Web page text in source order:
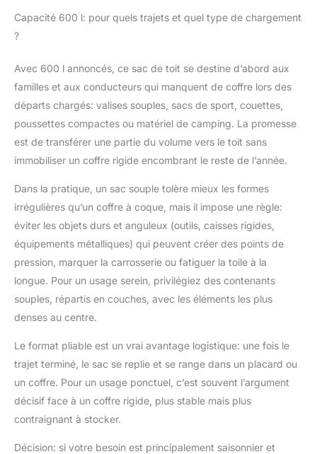
encombrants [100%
PVC 840D de qualité
militaire, ce sac de toit
est totalement
imperméable. Ses
thermosoudées et sa
fermeture éclair avec
protègent vos bagages
contre la pluie battante
et la neige sur
l'autoroute
[INSTALLATION
UNIVERSELLE : AVEC
OU SANS BARRES] Ce
coffre de toit s'adapte à
Grâce aux 6 crochets
pouvez le fixer
solidement même si
votre véhicule n'est
[STABILITÉ MAXIMALE
Capacité 600 l: pour quels trajets et quel type de chargement
?
Avec 600 l annoncés, ce sac de toit se destine d’abord aux
familles et aux conducteurs qui manquent de coffre lors des
départs chargés: valises souples, sacs de sport, couettes,
poussettes compactes ou matériel de camping. La promesse
est de transférer une partie du volume vers le toit sans
immobiliser un coffre rigide encombrant le reste de l’année.
Dans la pratique, un sac souple tolère mieux les formes
irrégulières qu’un coffre à coque, mais il impose une règle:
éviter les objets durs et anguleux (outils, caisses rigides,
équipements métalliques) qui peuvent créer des points de
pression, marquer la carrosserie ou fatiguer la toile à la
longue. Pour un usage serein, privilégiez des contenants
souples, répartis en couches, avec les éléments les plus
denses au centre.
Le format pliable est un vrai avantage logistique: une fois le
trajet terminé, le sac se replie et se range dans un placard ou
un coffre. Pour un usage ponctuel, c’est souvent l’argument
décisif face à un coffre rigide, plus stable mais plus
contraignant à stocker.
Décision: si votre besoin est principalement saisonnier et